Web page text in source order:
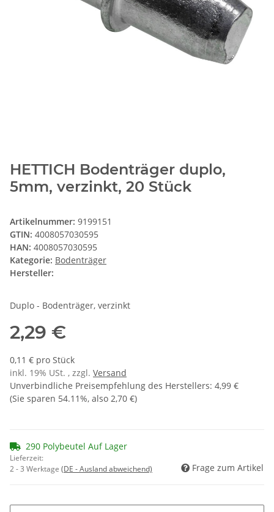
HETTICH Bodenträger duplo,
5mm, verzinkt, 20 Stück
Artikelnummer: 9199151
GTIN: 4008057030595
HAN: 4008057030595
Kategorie: Bodenträger
Hersteller:
Duplo - Bodenträger, verzinkt
2,29 €
0,11 € pro Stück
inkl. 19% USt. , zzgl. Versand
Unverbindliche Preisempfehlung des Herstellers: 4,99 €
(Sie sparen 54.11%, also 2,70 €)
290 Polybeutel Auf Lager
Lieferzeit:
2 - 3 Werktage (DE - Ausland abweichend) Frage zum Artikel